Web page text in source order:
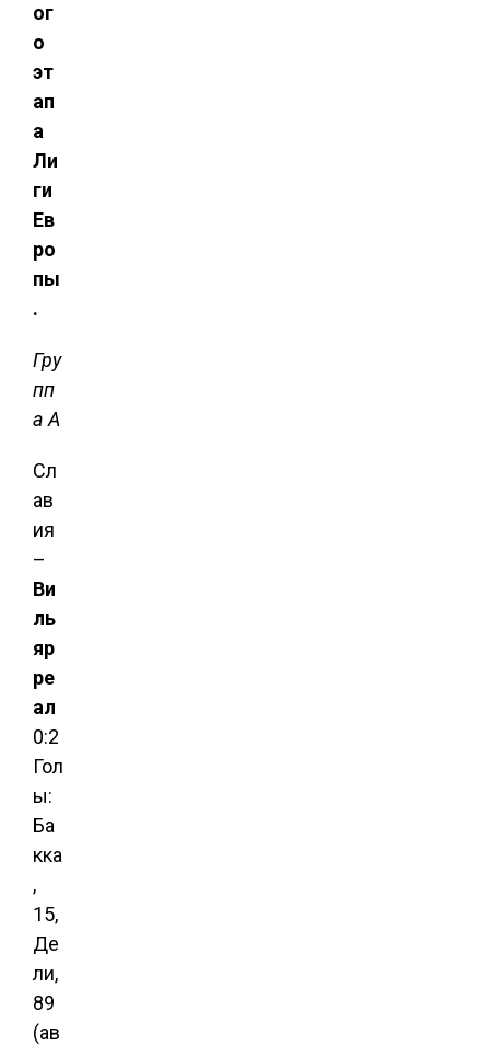
ог
о
эт
ап
а
Ли
ги
Ев
ро
пы
.
Гру
пп
а А
Сл
ав
ия
–
Ви
ль
яр
ре
ал
0:2
Гол
ы:
Ба
кка
,
15,
Де
ли,
89
(ав